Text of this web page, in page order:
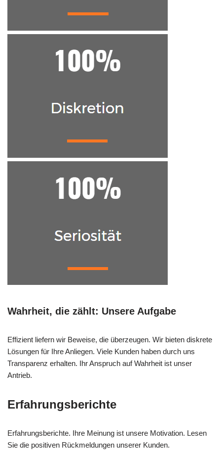
Wahrheit, die zählt: Unsere Aufgabe
Effizient liefern wir Beweise, die überzeugen. Wir bieten diskrete
Lösungen für Ihre Anliegen. Viele Kunden haben durch uns
Transparenz erhalten. Ihr Anspruch auf Wahrheit ist unser
Antrieb.
Erfahrungsberichte
Erfahrungsberichte. Ihre Meinung ist unsere Motivation. Lesen
Sie die positiven Rückmeldungen unserer Kunden.